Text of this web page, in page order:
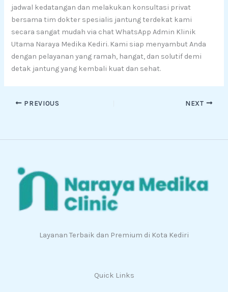
jadwal kedatangan dan melakukan konsultasi privat
bersama tim dokter spesialis jantung terdekat kami
secara sangat mudah via chat WhatsApp Admin Klinik
Utama Naraya Medika Kediri. Kami siap menyambut Anda
dengan pelayanan yang ramah, hangat, dan solutif demi
detak jantung yang kembali kuat dan sehat.
PREVIOUS NEXT
Layanan Terbaik dan Premium di Kota Kediri
Quick Links